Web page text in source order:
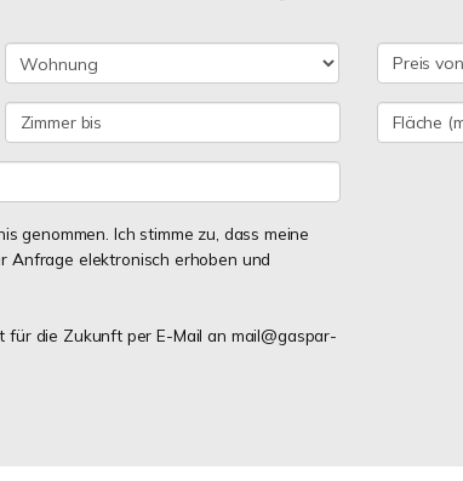
genommen. Ich stimme zu, dass meine
Anfrage elektronisch erhoben und
für die Zukunft per E-Mail an mail@gaspar-